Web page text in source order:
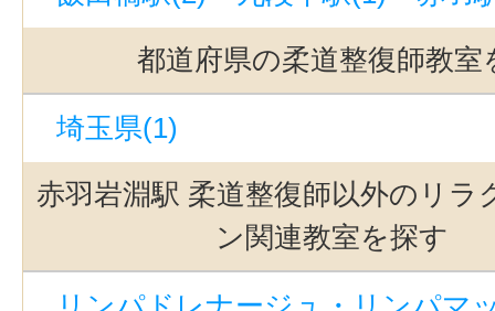
都道府県の柔道整復師教室
埼玉県(1)
赤羽岩淵駅 柔道整復師以外のリラ
ン関連教室を探す